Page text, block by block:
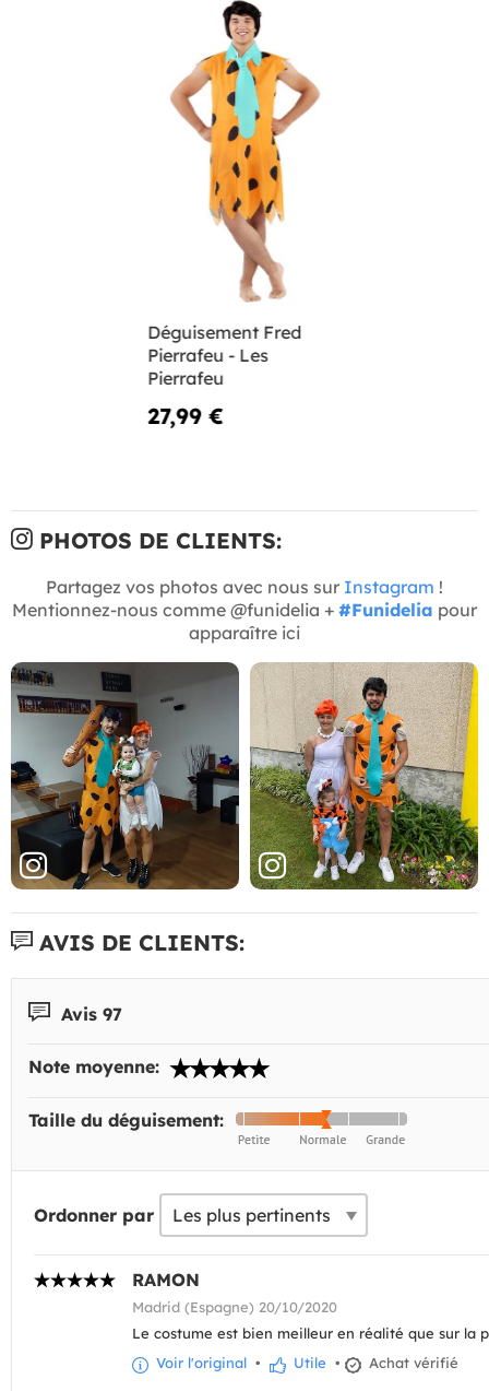
Déguisement Fred
Pierrafeu - Les
Pierrafeu
27,99 €
PHOTOS DE CLIENTS:
Partagez vos photos avec nous sur Instagram !
Mentionnez-nous comme @funidelia + #Funidelia pour
apparaître ici
AVIS DE CLIENTS:
Avis 97
Note moyenne:
Taille du déguisement:
Ordonner par
RAMON
Madrid (Espagne) 20/10/2020
Le costume est bien meilleur en réalité que sur la
Voir l'original • Utile • Achat vérifié